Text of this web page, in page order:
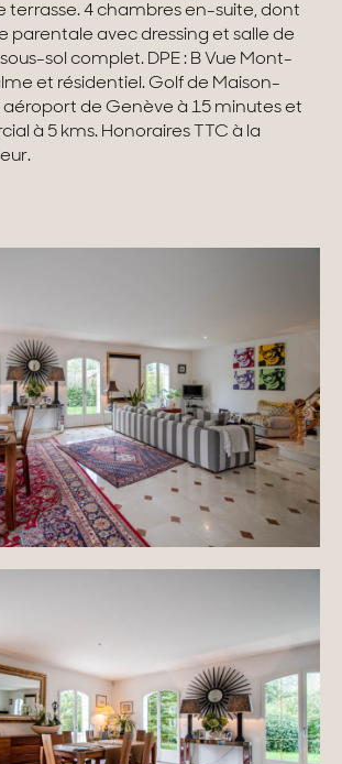
Villas modernes
Appartements
& appartements avec vues
Projets neufs
& Terrains
Tous nos biens
terrasse. 4 chambres en-suite, dont
parentale avec dressing et salle de
sol complet. DPE : B Vue Mont-
et résidentiel. Golf de Maison-
aéroport de Genève à 15 minutes et
à 5 kms. Honoraires TTC à la